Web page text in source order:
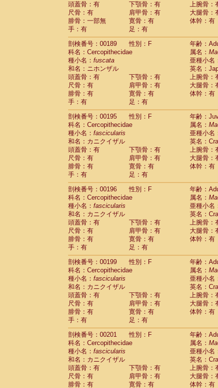
頭蓋骨：有
下顎骨：有
上腕骨：
尺骨：有
肩甲骨：有
大腿骨：
腓骨：一部無
寛骨：有
体幹：有
手：有
足：有
剖検番号：00189
性別：F
年齢：
科名：Cercopithecidae
属名：
種小名： fuscata
亜種小名
和名：ニホンザル
英名：
頭蓋骨：有
下顎骨：有
上腕骨：
尺骨：有
肩甲骨：有
大腿骨：
腓骨：有
寛骨：有
体幹：有
手：有
足：有
剖検番号：00195
性別：F
年齢：
科名：Cercopithecidae
属名：
種小名： fascicularis
亜種小名
和名：カニクイザル
英名：
頭蓋骨：有
下顎骨：有
上腕骨：
尺骨：有
肩甲骨：有
大腿骨：
腓骨：有
寛骨：有
体幹：有
手：有
足：有
剖検番号：00196
性別：F
年齢：
科名：Cercopithecidae
属名：
種小名： fascicularis
亜種小名
和名：カニクイザル
英名：
頭蓋骨：有
下顎骨：有
上腕骨：
尺骨：有
肩甲骨：有
大腿骨：
腓骨：有
寛骨：有
体幹：有
手：有
足：有
剖検番号：00199
性別：F
年齢：
科名：Cercopithecidae
属名：
種小名： fascicularis
亜種小名
和名：カニクイザル
英名：
頭蓋骨：有
下顎骨：有
上腕骨：
尺骨：有
肩甲骨：有
大腿骨：
腓骨：有
寛骨：有
体幹：有
手：有
足：有
剖検番号：00201
性別：F
年齢：
科名：Cercopithecidae
属名：
種小名： fascicularis
亜種小名
和名：カニクイザル
英名：
頭蓋骨：有
下顎骨：有
上腕骨：
尺骨：有
肩甲骨：有
大腿骨：
腓骨：有
寛骨：有
体幹：有